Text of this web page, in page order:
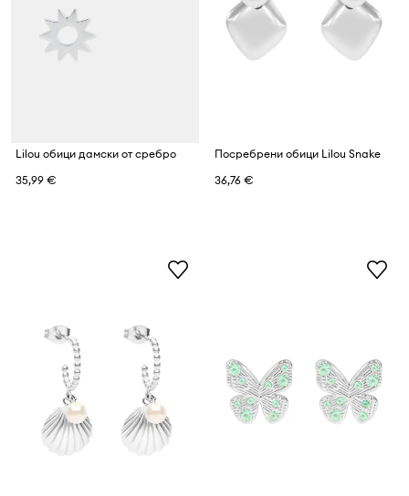
Lilou обици дамски от сребро
35,99 €
Посребрени обици Lilou Snake
36,76 €